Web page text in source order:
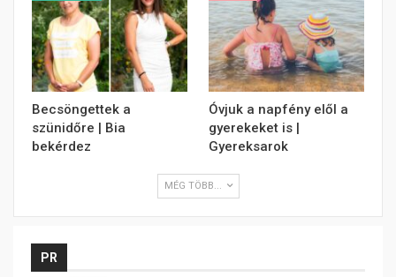
Becsöngettek a
szünidőre | Bia
bekérdez
Óvjuk a napfény elől a
gyerekeket is |
Gyereksarok
MÉG TÖBB...
PR